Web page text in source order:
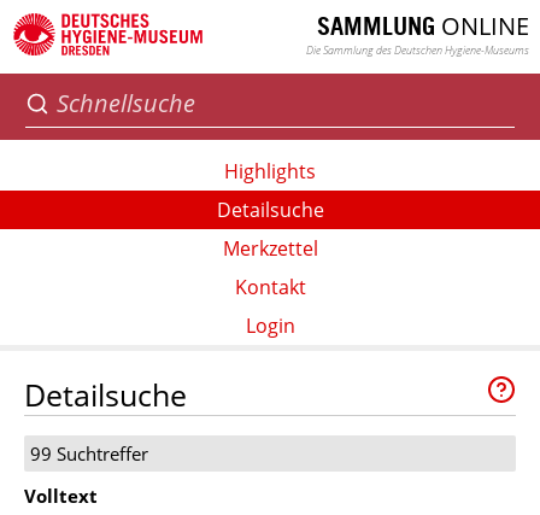
SAMMLUNG ONLINE
Die Sammlung des Deutschen Hygiene-Museums
Highlights
Detailsuche
Merkzettel
Kontakt
Login
Detailsuche
99 Suchtreffer
Volltext